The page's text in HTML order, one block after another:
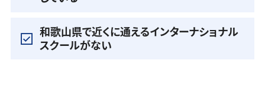
和歌山県で近くに通えるインターナショナル
スクールがない